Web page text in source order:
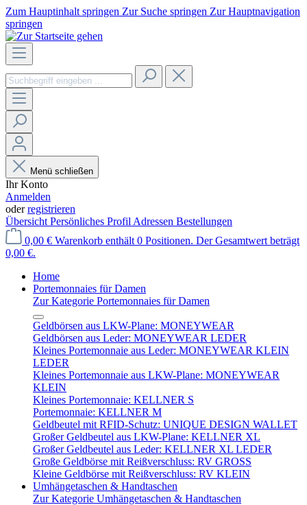
Zum Hauptinhalt springen Zur Suche springen Zur Hauptnavigation
springen
Menü schließen
Ihr Konto
Anmelden
oderregistrieren
Übersicht Persönliches Profil Adressen Bestellungen
0,00 € Warenkorb enthält 0 Positionen. Der Gesamtwert beträgt
0,00 €.
Home
Portemonnaies für Damen
Zur Kategorie Portemonnaies für Damen
Geldbörsen aus LKW-Plane: MONEYWEAR
Geldbörsen aus Leder: MONEYWEAR LEDER
Kleines Portemonnaie aus Leder: MONEYWEAR KLEIN
LEDER
Kleines Portemonnaie aus LKW-Plane: MONEYWEAR
KLEIN
Kleines Portemonnaie: KELLNER S
Portemonnaie: KELLNER M
Geldbeutel mit RFID-Schutz: UNIQUE DESIGN WALLET
Großer Geldbeutel aus LKW-Plane: KELLNER XL
Großer Geldbeutel aus Leder: KELLNER XL LEDER
Große Geldbörse mit Reißverschluss: RV GROSS
Kleine Geldbörse mit Reißverschluss: RV KLEIN
Umhängetaschen & Handtaschen
Zur Kategorie Umhängetaschen & Handtaschen